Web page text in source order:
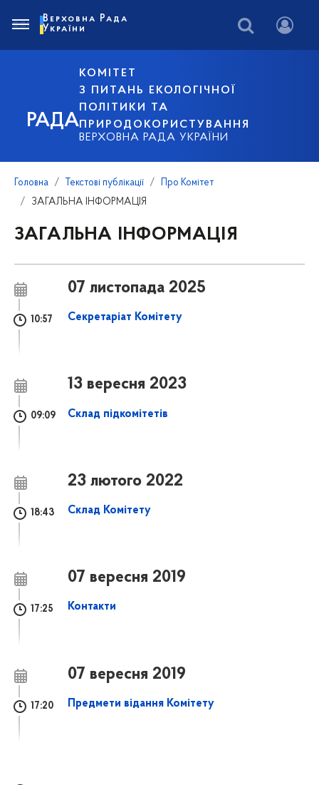
РАДА
КОМІТЕТ
З ПИТАНЬ ЕКОЛОГІЧНОЇ
ПОЛІТИКИ ТА
ПРИРОДОКОРИСТУВАННЯ
ВЕРХОВНА РАДА УКРАЇНИ
Верховна Рада
України
Головна Текстові публікації
Про Комітет
ЗАГАЛЬНА ІНФОРМАЦІЯ
ЗАГАЛЬНА ІНФОРМАЦІЯ
07 листопада 2025
10:57 Секретаріат Комітету
13 вересня 2023
09:09 Склад підкомітетів
23 лютого 2022
18:43 Склад Комітету
07 вересня 2019
17:25 Контакти
07 вересня 2019
17:20 Предмети відання Комітету